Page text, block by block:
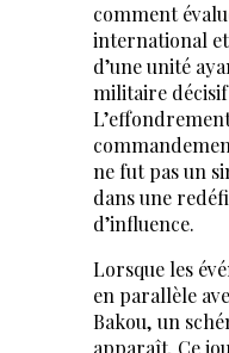
comment
international
d’une unité
militaire décisif
ne fut pas un
dans une
d’influence.
Lorsque les
en parallèle
Bakou, un
apparaît. Ce